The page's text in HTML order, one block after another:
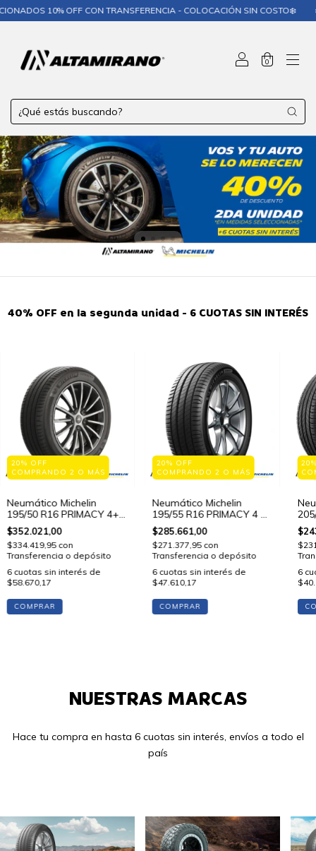
OFF CON TRANSFERENCIA - COLOCACIÓN SIN COSTO❄️ ❄️ MICHELIN
0
40% OFF en la segunda unidad - 6 CUOTAS SIN INTERÉS
20% OFF
COMPRANDO 2 O MÁS
Neumático Michelin
195/50 R16 PRIMACY 4+
88 V STD
$352.021,00
$334.419,95 con
Transferencia o depósito
6 cuotas sin interés de
$58.670,17
COMPRAR
20% OFF
COMPRANDO 2 O MÁS
Neumático Michelin
195/55 R16 PRIMACY 4 87
V STD
$285.661,00
$271.377,95 con
Transferencia o depósito
6 cuotas sin interés de
$47.610,17
COMPRAR
V
6
NUESTRAS MARCAS
Hace tu compra en hasta 6 cuotas sin interés, envíos a todo el
país